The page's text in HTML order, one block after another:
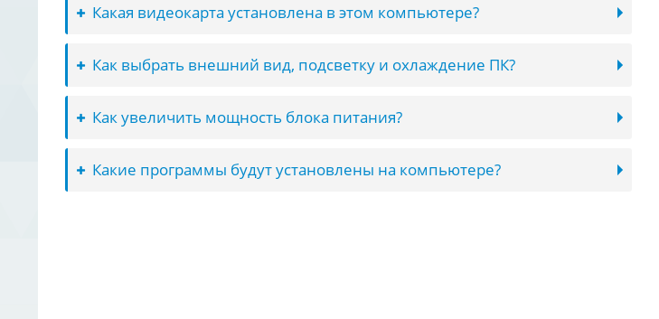
Какая видеокарта установлена в этом компьютере?
Как выбрать внешний вид, подсветку и охлаждение ПК?
Как увеличить мощность блока питания?
Какие программы будут установлены на компьютере?